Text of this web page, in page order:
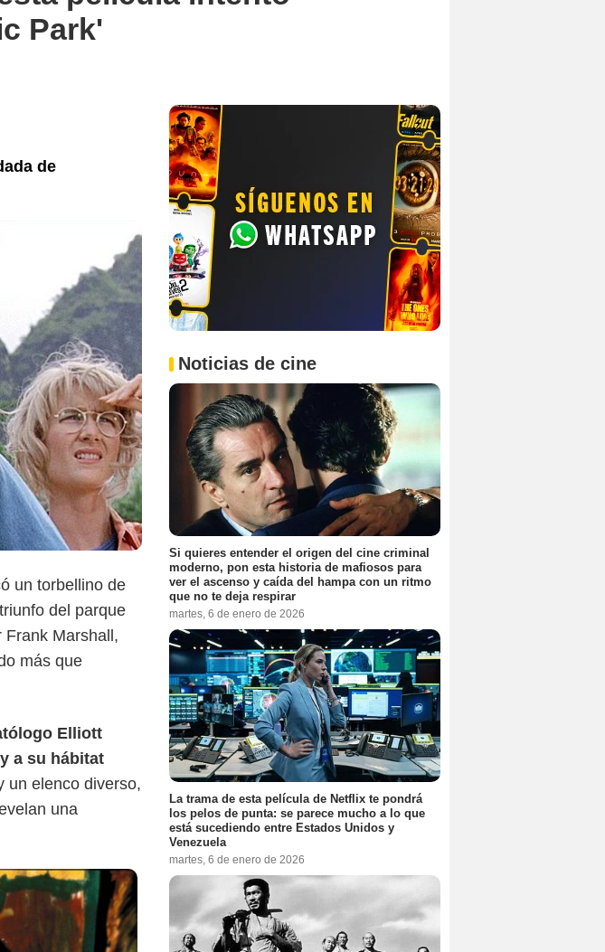
Park'
de
un torbellino de
del parque
Marshall,
más que
Elliott
a su hábitat
un elenco diverso,
una
Noticias de cine
Si quieres entender el origen del cine criminal
moderno, pon esta historia de mafiosos para
ver el ascenso y caída del hampa con un ritmo
que no te deja respirar
martes, 6 de enero de 2026
La trama de esta película de Netflix te pondrá
los pelos de punta: se parece mucho a lo que
está sucediendo entre Estados Unidos y
Venezuela
martes, 6 de enero de 2026